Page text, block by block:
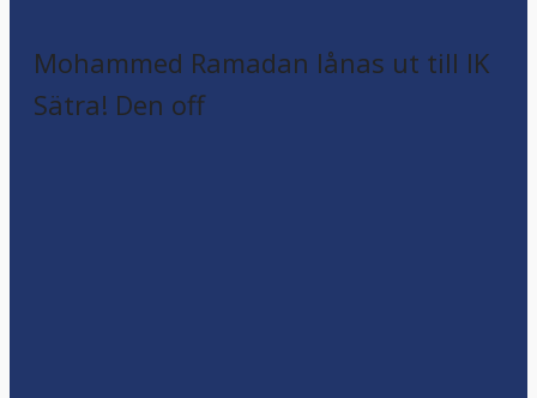
Mohammed Ramadan lånas ut till IK
Sätra! Den off